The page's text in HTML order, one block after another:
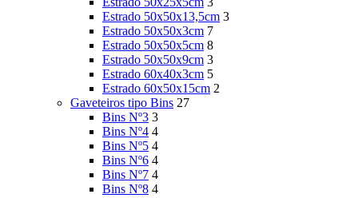
Estrado 50x50x13,5cm 3
Estrado 50x50x3cm 7
Estrado 50x50x5cm 8
Estrado 50x50x9cm 3
Estrado 60x40x3cm 5
Estrado 60x50x15cm 2
Gaveteiros tipo Bins 27
Bins Nº3 3
Bins Nº4 4
Bins Nº5 4
Bins Nº6 4
Bins Nº7 4
Bins Nº8 4